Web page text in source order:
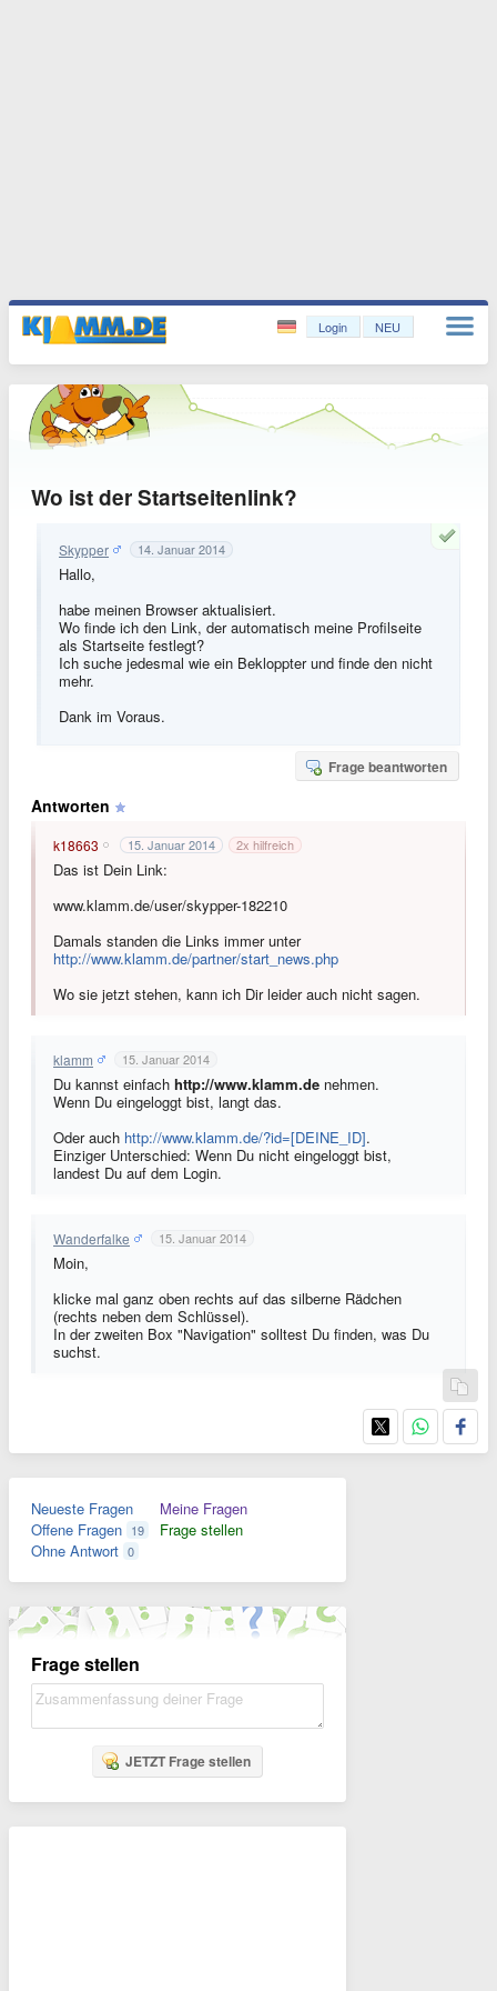
Login NEU
Wo ist der Startseitenlink?
Skypper 14. Januar 2014
Hallo,
habe meinen Browser aktualisiert.
Wo finde ich den Link, der automatisch meine Profilseite
als Startseite festlegt?
Ich suche jedesmal wie ein Bekloppter und finde den nicht
mehr.
Dank im Voraus.
Frage beantworten
Antworten
k18663 15. Januar 2014 2x hilfreich
Das ist Dein Link:
www.klamm.de/user/skypper-182210
Damals standen die Links immer unter
http://www.klamm.de/partner/start_news.php
Wo sie jetzt stehen, kann ich Dir leider auch nicht sagen.
klamm 15. Januar 2014
Du kannst einfach http://www.klamm.de nehmen.
Wenn Du eingeloggt bist, langt das.
Oder auch http://www.klamm.de/?id=[DEINE_ID].
Einziger Unterschied: Wenn Du nicht eingeloggt bist,
landest Du auf dem Login.
Wanderfalke 15. Januar 2014
Moin,
klicke mal ganz oben rechts auf das silberne Rädchen
(rechts neben dem Schlüssel).
In der zweiten Box "Navigation" solltest Du finden, was Du
suchst.
Neueste Fragen
Offene Fragen 19
Ohne Antwort 0
Meine Fragen
Frage stellen
Frage stellen
JETZT Frage stellen